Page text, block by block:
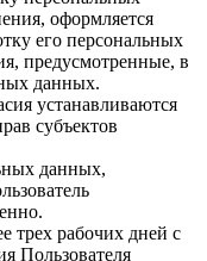
оформляется
его персональных
предусмотренные, в
данных.
устанавливаются
субъектов
данных,
трех рабочих дней с
Пользователя